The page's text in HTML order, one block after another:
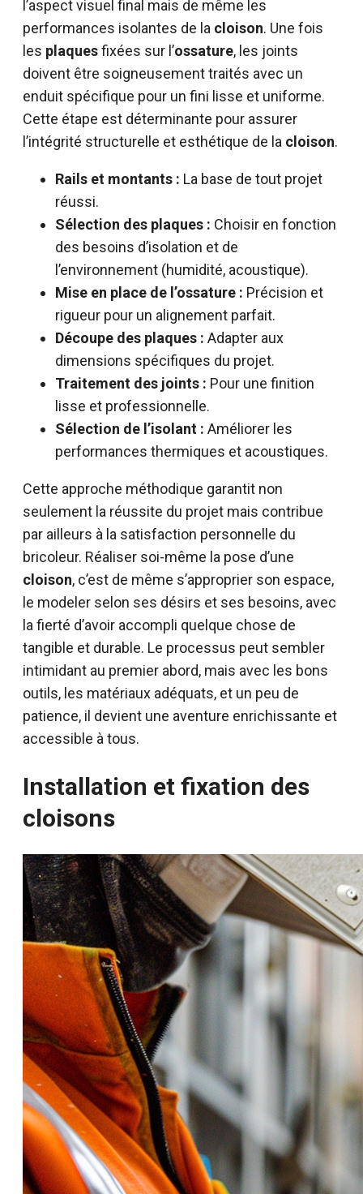
l’aspect visuel final mais de même les
performances isolantes de la cloison. Une fois
les plaquesfixées sur l’ossature, les joints
doivent être soigneusement traités avec un
enduit spécifique pour un fini lisse et uniforme.
Cette étape est déterminante pour assurer
l’intégrité structurelle et esthétique de la cloison.
Rails et montants : La base de tout projet
réussi.
Sélection des plaques : Choisir en fonction
des besoins d’isolation et de
l’environnement (humidité, acoustique).
Mise en place de l’ossature : Précision et
rigueur pour un alignement parfait.
Découpe des plaques : Adapter aux
dimensions spécifiques du projet.
Traitement des joints : Pour une finition
lisse et professionnelle.
Sélection de l’isolant : Améliorer les
performances thermiques et acoustiques.
Cette approche méthodique garantit non
seulement la réussite du projet mais contribue
par ailleurs à la satisfaction personnelle du
bricoleur. Réaliser soi-même la pose d’une
cloison, c’est de même s’approprier son espace,
le modeler selon ses désirs et ses besoins, avec
la fierté d’avoir accompli quelque chose de
tangible et durable. Le processus peut sembler
intimidant au premier abord, mais avec les bons
outils, les matériaux adéquats, et un peu de
patience, il devient une aventure enrichissante et
accessible à tous.
Installation et fixation des
cloisons